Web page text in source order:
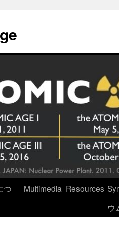
つ
Multimedia Resources
ウ